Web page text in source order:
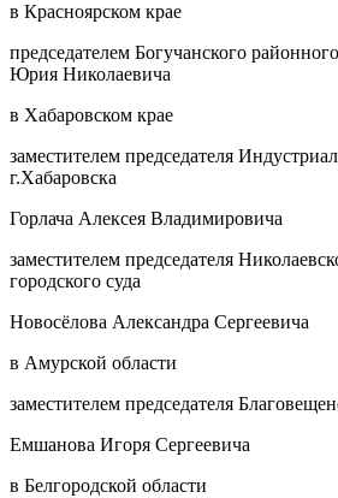
в Красноярском крае
председателем Богучанского
Юрия Николаевича
в Хабаровском крае
заместителем председателя
г.Хабаровска
Горлача Алексея Владимировича
заместителем председателя
городского суда
Новосёлова Александра Сергеевича
в Амурской области
заместителем председателя
Емшанова Игоря Сергеевича
в Белгородской области